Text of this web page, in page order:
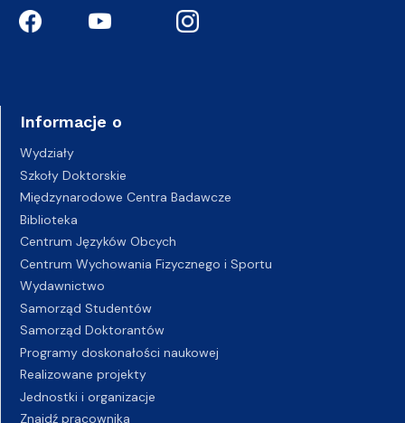
Informacje o
Wydziały
Szkoły Doktorskie
Międzynarodowe Centra Badawcze
Biblioteka
Centrum Języków Obcych
Centrum Wychowania Fizycznego i Sportu
Wydawnictwo
Samorząd Studentów
Samorząd Doktorantów
Programy doskonałości naukowej
Realizowane projekty
Jednostki i organizacje
Znajdź pracownika